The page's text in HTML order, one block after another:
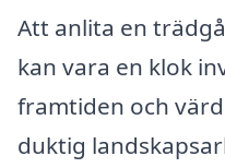
Att anlita en
kan vara en klok
framtiden och
duktig